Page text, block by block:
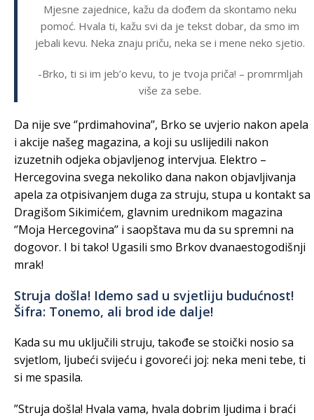
Mjesne zajednice, kažu da dođem da skontamo neku
pomoć. Hvala ti, kažu svi da je tekst dobar, da smo im
jebali kevu. Neka znaju priču, neka se i mene neko sjetio.
-Brko, ti si im jeb’o kevu, to je tvoja priča! – promrmljah
više za sebe.
Da nije sve ‘’prdimahovina’’, Brko se uvjerio nakon apela
i akcije našeg magazina, a koji su uslijedili nakon
izuzetnih odjeka objavljenog intervjua. Elektro –
Hercegovina svega nekoliko dana nakon objavljivanja
apela za otpisivanjem duga za struju, stupa u kontakt sa
Dragišom Sikimićem, glavnim urednikom magazina
‘’Moja Hercegovina’’ i saopštava mu da su spremni na
dogovor. I bi tako! Ugasili smo Brkov dvanaestogodišnji
mrak!
Struja došla! Idemo sad u svjetliju budućnost!
Šifra: Tonemo, ali brod ide dalje!
Kada su mu uključili struju, takođe se stoički nosio sa
svjetlom, ljubeći svijeću i govoreći joj: neka meni tebe, ti
si me spasila.
”Struja došla! Hvala vama, hvala dobrim ljudima i braći